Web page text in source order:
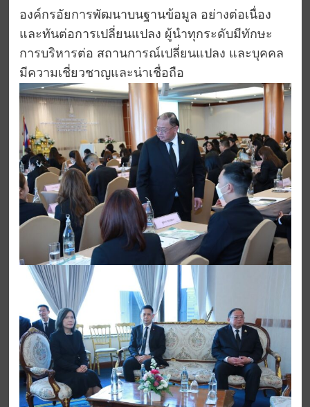
องค์กรอัยการพัฒนาบนฐานข้อมูล อย่างต่อเนื่อง
และทันต่อการเปลี่ยนแปลง ผู้นำทุกระดับมีทักษะ
การบริหารต่อ สถานการณ์เปลี่ยนแปลง และบุคคล
มีความเชี่ยวชาญและน่าเชื่อถือ